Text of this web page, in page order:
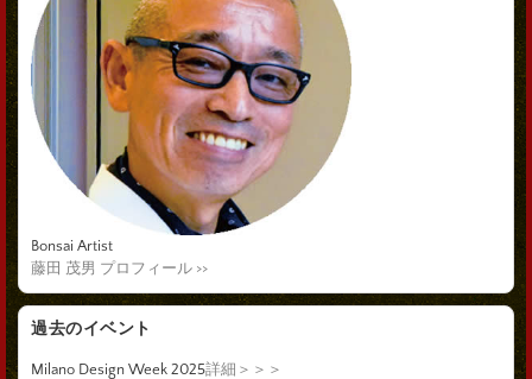
Bonsai Artist
藤田 茂男 プロフィール >>
過去のイベント
Milano Design Week 2025詳細＞＞＞